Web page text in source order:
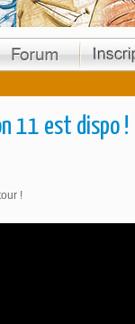
11 est dispo !
!